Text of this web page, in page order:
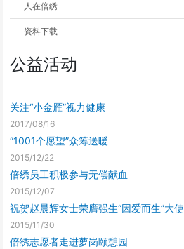
人在倍绣
资料下载
公益活动
关注“小金雁”视力健康
2017/08/16
“1001个愿望”众筹送暖
2015/12/22
倍绣员工积极参与无偿献血
2015/12/07
祝贺赵晨辉女士荣膺强生“因爱而生”大使
2015/11/30
倍绣志愿者走进萝岗颐憩园